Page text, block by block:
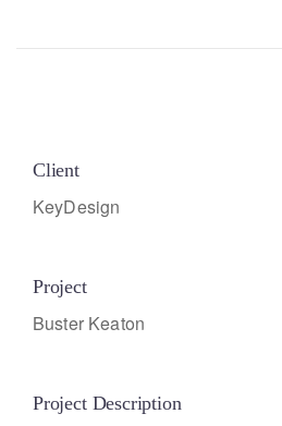
Client
KeyDesign
Project
Buster Keaton
Project Description